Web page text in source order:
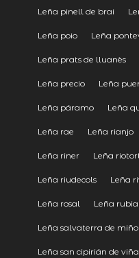
Leña pinell de brai
Leña poio Leña
Leña prats de lluanès
Leña precio Leña
Leña páramo Leña
Leña rae Leña rianjo
Leña riner Leña
Leña riudecols Leña
Leña rosal Leña
Leña salvaterra de miño
Leña san cipirián de